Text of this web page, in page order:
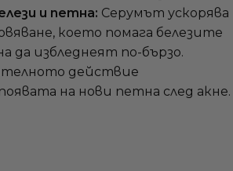
и петна: Серумът ускорява
което помага белезите
избледнеят по-бързо.
действие
на нови петна след акне.